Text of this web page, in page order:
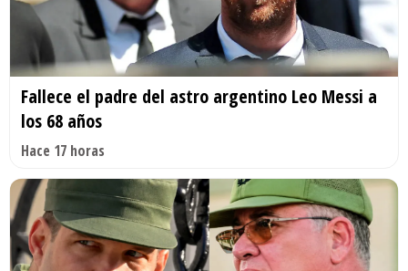
Fallece el padre del astro argentino Leo Messi a
los 68 años
Hace 17 horas